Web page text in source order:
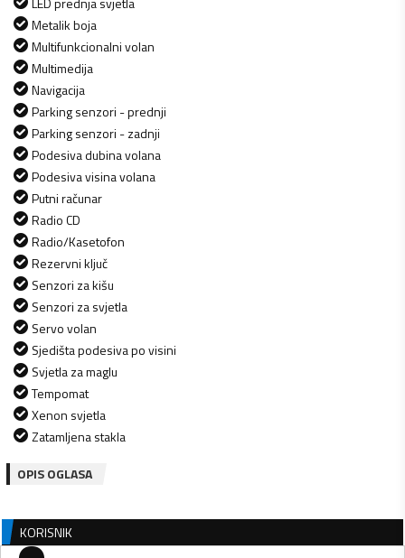
Metalik boja
Multifunkcionalni volan
Multimedija
Navigacija
Parking senzori - prednji
Parking senzori - zadnji
Podesiva dubina volana
Podesiva visina volana
Putni računar
Radio CD
Radio/Kasetofon
Rezervni ključ
Senzori za kišu
Senzori za svjetla
Servo volan
Sjedišta podesiva po visini
Svjetla za maglu
Tempomat
Xenon svjetla
Zatamljena stakla
OPIS OGLASA
KORISNIK